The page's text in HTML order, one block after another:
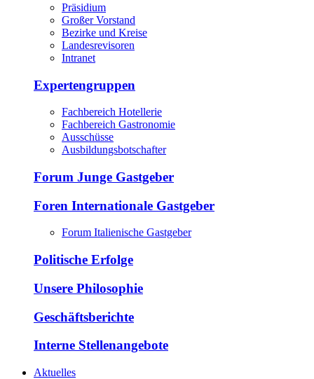
Präsidium
Großer Vorstand
Bezirke und Kreise
Landesrevisoren
Intranet
Expertengruppen
Fachbereich Hotellerie
Fachbereich Gastronomie
Ausschüsse
Ausbildungsbotschafter
Forum Junge Gastgeber
Foren Internationale Gastgeber
Forum Italienische Gastgeber
Politische Erfolge
Unsere Philosophie
Geschäftsberichte
Interne Stellenangebote
Aktuelles